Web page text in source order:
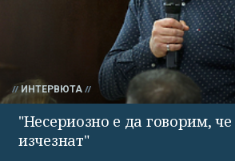
ИНТЕРВЮТА
"Несериозно е да говорим,
изчезнат"